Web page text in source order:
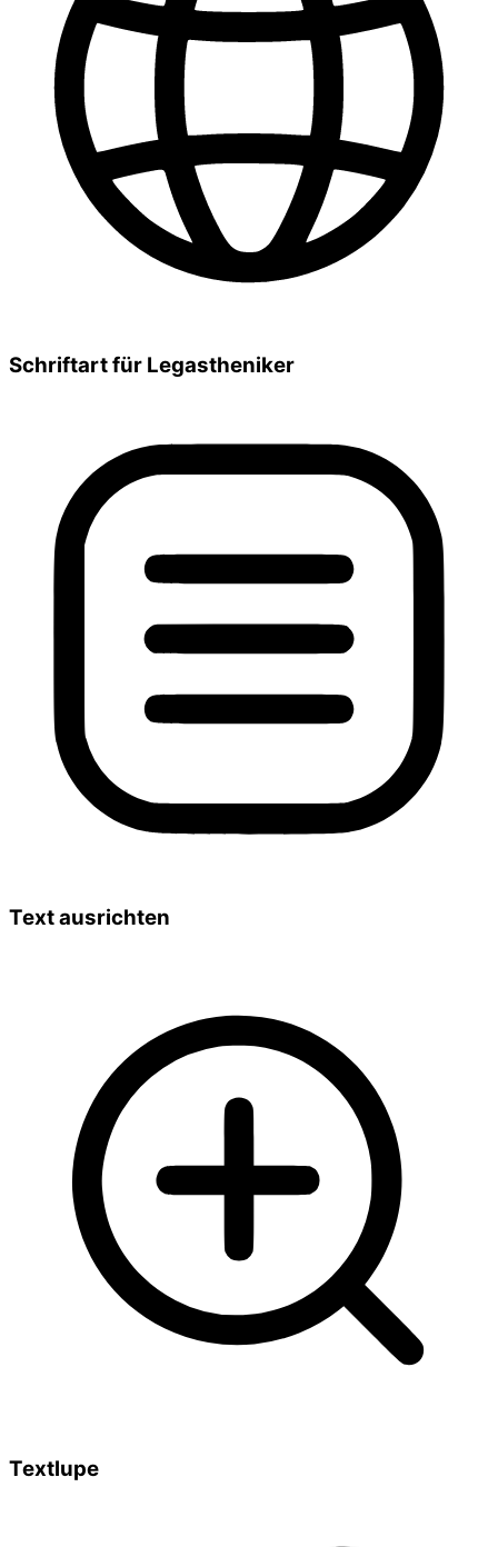
Schriftart für Legastheniker
Text ausrichten
Textlupe